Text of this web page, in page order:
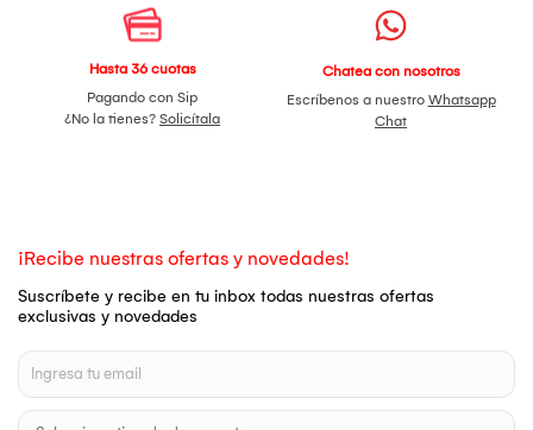
Hasta 36 cuotas
Pagando con Sip
¿No la tienes? Solicítala
Chatea con nosotros
Escríbenos a nuestro Whatsapp
Chat
¡Recibe nuestras ofertas y novedades!
Suscríbete y recibe en tu inbox todas nuestras ofertas
exclusivas y novedades